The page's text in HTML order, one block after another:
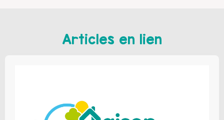
Articles en lien